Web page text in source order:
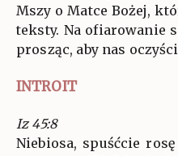
Mszy o Matce Bożej,
teksty. Na ofiarowanie
prosząc, aby nas
INTROIT
Iz 45:8
Niebiosa, spuśćcie rosę